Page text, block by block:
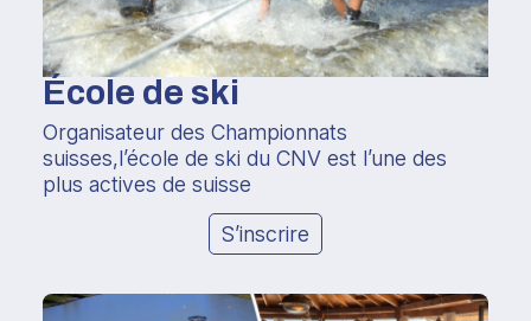
École de ski
Organisateur des Championnats
suisses,l’école de ski du CNV est l’une des
plus actives de suisse
S’inscrire